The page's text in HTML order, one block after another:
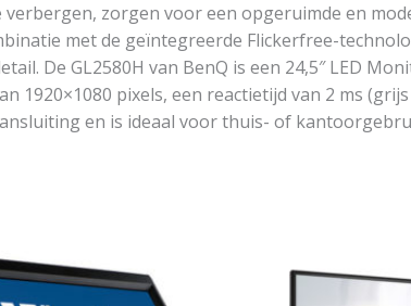
zorgen voor een opgeruimde en
met de geïntegreerde Flickerfree-
De GL2580H van BenQ is een 24,5″ LED
1920×1080 pixels, een reactietijd van 2 ms
en is ideaal voor thuis- of